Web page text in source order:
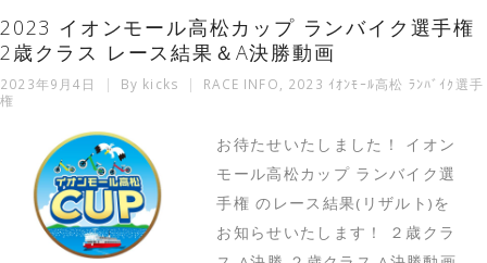
2023 イオンモール高松カップ ランバイク選手権
2歳クラス レース結果＆A決勝動画
2023年9月4日 By kicks RACE INFO
2023 ｲｵﾝﾓｰﾙ高松 ﾗﾝﾊﾞｲｸ選手
権
お待たせいたしました！ イオン
モール高松カップ ランバイク選
手権 のレース結果(リザルト)を
お知らせいたします！ ２歳クラ